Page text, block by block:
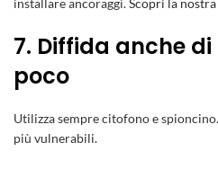
installare ancoraggi.Scopri la
7. Diffida anche
poco
Utilizza sempre citofono e
più vulnerabili.